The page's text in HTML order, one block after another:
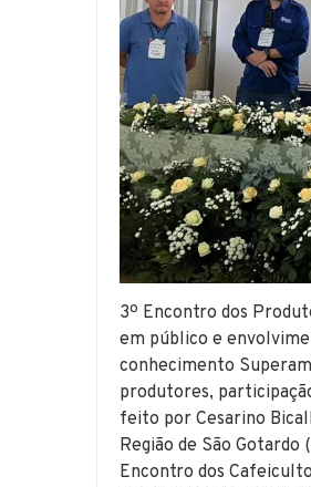
3º Encontro dos
em público e
conhecimento
produtores,
feito por Cesarino
Região de São
Encontro dos